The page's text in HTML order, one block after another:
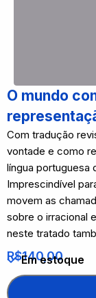
O mundo
Com tradução
vontade e como
língua portuguesa
Imprescindível
movem as
sobre o irracional
neste tratado
R$140,00
Em estoque